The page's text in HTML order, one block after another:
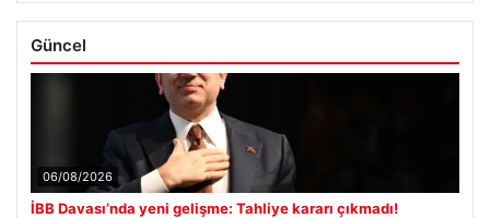
Güncel
06/08/2026
İBB Davası’nda yeni gelişme: Tahliye kararı çıkmadı!